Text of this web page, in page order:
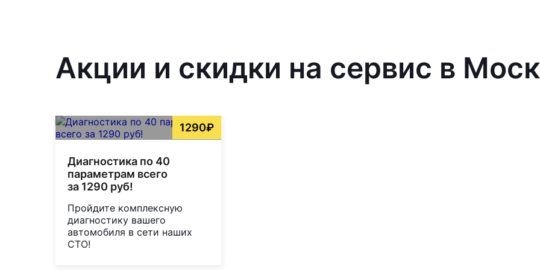
Акции и скидки на сервис в
1290₽
Диагностика по 40
параметрам всего
за 1290 руб!
Пройдите комплексную
диагностику вашего
автомобиля в сети наших
СТО!